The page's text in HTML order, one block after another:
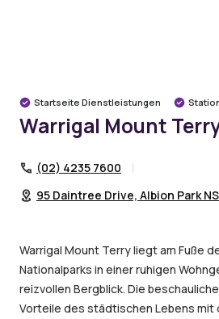
Startseite Dienstleistungen
Warrigal Mount
(02) 4235 7600
95 Daintree Drive, Albion Park
Warrigal Mount Terry liegt am Fuße
Nationalparks in einer ruhigen
reizvollen Bergblick. Die
Vorteile des städtischen Lebens mit